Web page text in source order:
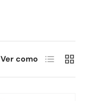
Ver como Lista Cuadrícula